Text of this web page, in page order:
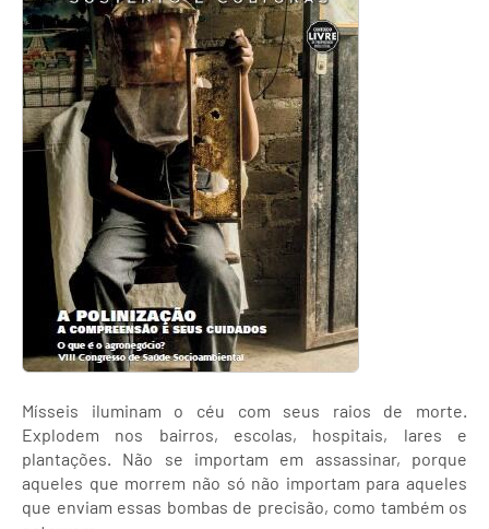
Mísseis iluminam o céu com seus raios de morte.
Explodem nos bairros, escolas, hospitais, lares e
plantações. Não se importam em assassinar, porque
aqueles que morrem não só não importam para aqueles
que enviam essas bombas de precisão, como também os